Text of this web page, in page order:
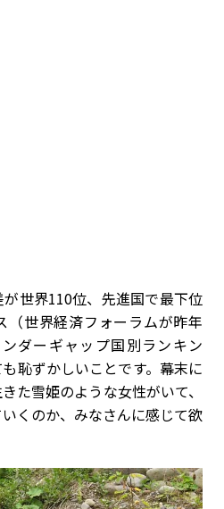
世界110位、先進国で最下位
（世界経済フォーラムが昨年
ダーギャップ国別ランキン
恥ずかしいことです。幕末に
た雪姫のような女性がいて、
くのか、みなさんに感じて欲